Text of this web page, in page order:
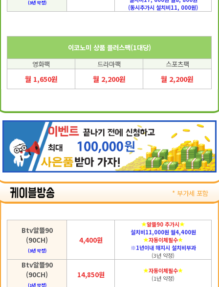
(3년 약정)
(동시추가시 설치비11, 000원)
이코노미 상품 플러스팩(1대당)
영화팩
드라마팩 스포츠팩
월 1,650원 월 2,200원 월 2,200원
* 부가세 포함
Btv알뜰90
(90CH)
(3년 약정)
4,400원
알뜰90 추가시
설치비11,000원 월4,400원
자동이체필수
※1년이내 해지시 설치비부과
(3년 약정)
Btv알뜰90
(90CH)
(1년 약정)
14,850원
자동이체필수
(1년 약정)